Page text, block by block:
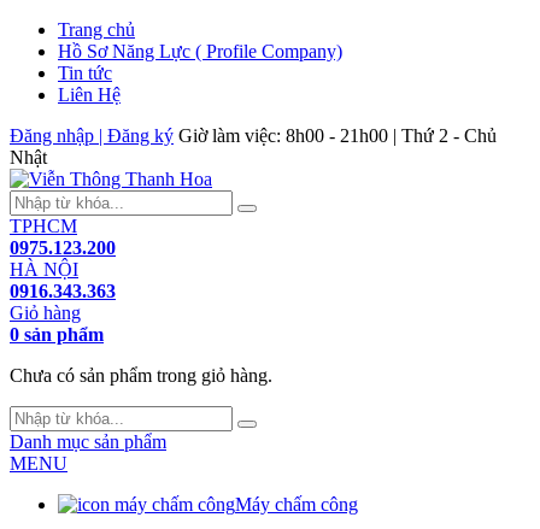
Trang chủ
Hồ Sơ Năng Lực ( Profile Company)
Tin tức
Liên Hệ
Đăng nhập | Đăng ký Giờ làm việc: 8h00 - 21h00 | Thứ 2 - Chủ
Nhật
TPHCM
0975.123.200
HÀ NỘI
0916.343.363
Giỏ hàng
0 sản phẩm
Chưa có sản phẩm trong giỏ hàng.
Danh mục sản phẩm
MENU
Máy chấm công